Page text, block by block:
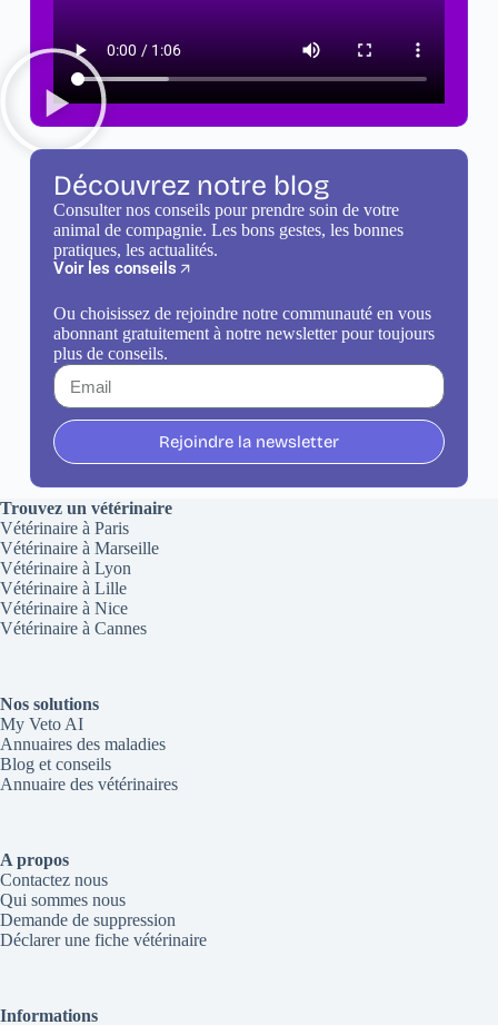
Découvrez notre blog
Consulter nos conseils pour prendre soin de votre
animal de compagnie. Les bons gestes, les bonnes
pratiques, les actualités.
Voir les conseils
Ou choisissez de rejoindre notre communauté en vous
abonnant gratuitement à notre newsletter pour toujours
plus de conseils.
Rejoindre la newsletter
Trouvez un vétérinaire
Vétérinaire à Paris
Vétérinaire à Marseille
Vétérinaire à Lyon
Vétérinaire à Lille
Vétérinaire à Nice
Vétérinaire à Cannes
Nos solutions
My Veto AI
Annuaires des maladies
Blog et conseils
Annuaire des vétérinaires
A propos
Contactez nous
Qui sommes nous
Demande de suppression
Déclarer une fiche vétérinaire
Informations